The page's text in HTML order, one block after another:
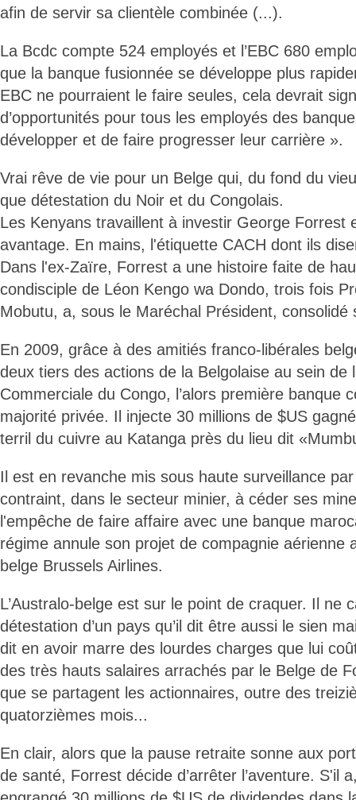
afin de servir sa clientèle combinée (...).
La Bcdc compte 524 employés et l’EBC 680
que la banque fusionnée se développe plus
EBC ne pourraient le faire seules, cela devrait
d’opportunités pour tous les employés des
développer et de faire progresser leur carrière ».
Vrai rêve de vie pour un Belge qui, du fond du
que détestation du Noir et du Congolais.
Les Kenyans travaillent à investir George Forrest
avantage. En mains, l'étiquette CACH dont ils
Dans l'ex-Zaïre, Forrest a une histoire faite de
condisciple de Léon Kengo wa Dondo, trois fois
Mobutu, a, sous le Maréchal Président, consolidé
En 2009, grâce à des amitiés franco-libérales
deux tiers des actions de la Belgolaise au sein de
Commerciale du Congo, l’alors première banque
majorité privée. Il injecte 30 millions de $US
terril du cuivre au Katanga près du lieu dit
Il est en revanche mis sous haute surveillance
contraint, dans le secteur minier, à céder ses
l'empêche de faire affaire avec une banque
régime annule son projet de compagnie aérienne
belge Brussels Airlines.
L’Australo-belge est sur le point de craquer. Il ne
détestation d’un pays qu’il dit être aussi le sien
dit en avoir marre des lourdes charges que lui
des très hauts salaires arrachés par le Belge de
que se partagent les actionnaires, outre des
quatorzièmes mois...
En clair, alors que la pause retraite sonne aux
de santé, Forrest décide d’arrêter l’aventure. S'il